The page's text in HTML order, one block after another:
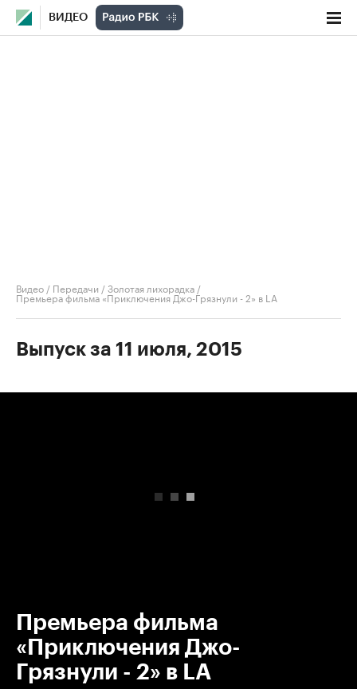
ВИДЕО
Видео / Передачи /Золотая лихорадка /
Премьера фильма «Приключения Джо-Грязнули - 2» в LA
Выпуск за 11 июля, 2015
Премьера фильма
«Приключения Джо-
Грязнули - 2» в LA